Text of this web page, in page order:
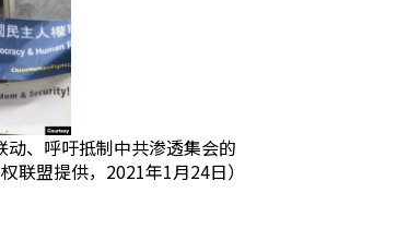
、呼吁抵制中共渗透集会的
联盟提供，2021年1月24日）